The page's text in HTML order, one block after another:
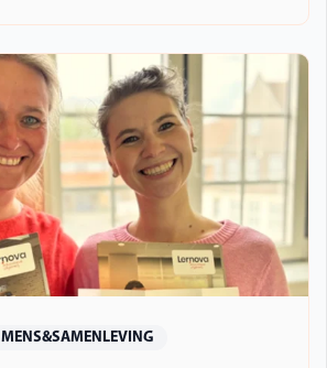
MENS&SAMENLEVING